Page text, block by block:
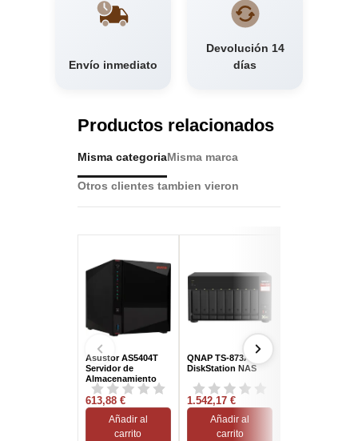
Envío inmediato
Devolución 14
días
Productos relacionados
Misma categoriaMisma marca
Otros clientes tambien vieron
Asustor AS5404T
Servidor de
Almacenamiento
NAS Ethernet Negro
613,88 €
Añadir al
carrito
QNAP TS-873A-8G
DiskStation NAS
1.542,17 €
Añadir al
carrito